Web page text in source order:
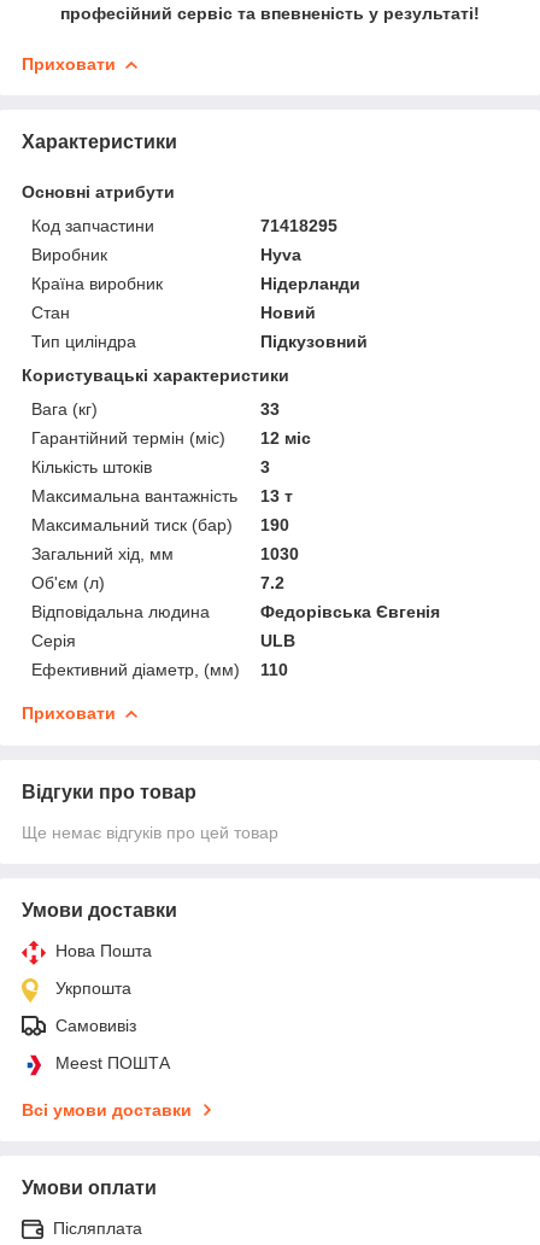
професійний сервіс та впевненість у результаті!
Приховати
Характеристики
Основні атрибути
Код запчастини
71418295
Виробник
Hyva
Країна виробник
Нідерланди
Стан
Новий
Тип циліндра
Підкузовний
Користувацькі характеристики
Вага (кг)
33
Гарантійний термін (міс)
12 міс
Кількість штоків
3
Максимальна вантажність
13 т
Максимальний тиск (бар)
190
Загальний хід, мм
1030
Об'єм (л)
7.2
Відповідальна людина
Федорівська Євгенія
Серія
ULB
Ефективний діаметр, (мм)
110
Приховати
Відгуки про товар
Ще немає відгуків про цей товар
Умови доставки
Нова Пошта
Укрпошта
Самовивіз
Meest ПОШТА
Всі умови доставки
Умови оплати
Післяплата